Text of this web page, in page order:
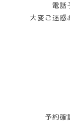
電話
大変ご迷
予約確